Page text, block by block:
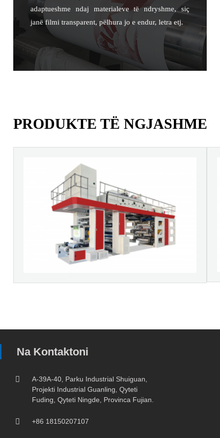
adaptueshme ndaj materialeve të ndryshme, siç
janë filmi transparent, pëlhura jo e endur, letra etj.
PRODUKTE TË NGJASHME
Na Kontaktoni
A-39A-40, Parku Industrial Shuiguan,
Projekti Industrial Guanling, Qyteti
Fuding, Qyteti Ningde, Provinca Fujian.
+86 18150207107